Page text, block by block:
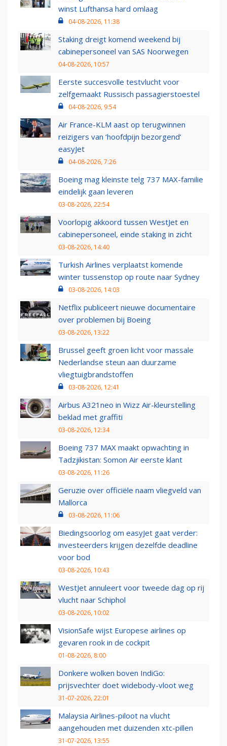
winst Lufthansa hard omlaag
04-08-2026, 11:38
Staking dreigt komend weekend bij
cabinepersoneel van SAS Noorwegen
04-08-2026, 10:57
Eerste succesvolle testvlucht voor
zelfgemaakt Russisch passagierstoestel
04-08-2026, 9:54
Air France-KLM aast op terugwinnen
reizigers van ‘hoofdpijn bezorgend’
easyJet
04-08-2026, 7:26
Boeing mag kleinste telg 737 MAX-familie
eindelijk gaan leveren
03-08-2026, 22:54
Voorlopig akkoord tussen WestJet en
cabinepersoneel, einde staking in zicht
03-08-2026, 14:40
Turkish Airlines verplaatst komende
winter tussenstop op route naar Sydney
03-08-2026, 14:03
Netflix publiceert nieuwe documentaire
over problemen bij Boeing
03-08-2026, 13:22
Brussel geeft groen licht voor massale
Nederlandse steun aan duurzame
vliegtuigbrandstoffen
03-08-2026, 12:41
Airbus A321neo in Wizz Air-kleurstelling
beklad met graffiti
03-08-2026, 12:34
Boeing 737 MAX maakt opwachting in
Tadzjikistan: Somon Air eerste klant
03-08-2026, 11:26
Geruzie over officiële naam vliegveld van
Mallorca
03-08-2026, 11:06
Biedingsoorlog om easyJet gaat verder:
investeerders krijgen dezelfde deadline
voor bod
03-08-2026, 10:43
WestJet annuleert voor tweede dag op rij
vlucht naar Schiphol
03-08-2026, 10:02
VisionSafe wijst Europese airlines op
gevaren rook in de cockpit
01-08-2026, 8:00
Donkere wolken boven IndiGo:
prijsvechter doet widebody-vloot weg
31-07-2026, 22:01
Malaysia Airlines-piloot na vlucht
aangehouden met duizenden xtc-pillen
31-07-2026, 13:55